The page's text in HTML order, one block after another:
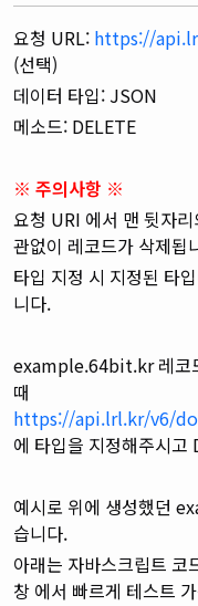
요청 URL: https://
(선택)
데이터 타입: JSON
메소드: DELETE
※ 주의사항 ※
요청 URI 에서 맨 뒷자
관없이 레코드가 삭제됩
타입 지정 시 지정된 타
니다.
example.64bit.kr 레코
때
https://api.lrl.kr/v6/
에 타입을 지정해주시고
예시로 위에 생성했던
습니다.
아래는 자바스크립트 코
창 에서 빠르게 테스트